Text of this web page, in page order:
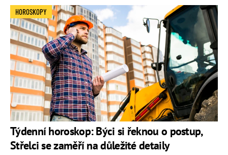
Týdenní horoskop: Býci si řeknou o postup,
Střelci se zaměří na důležité detaily
HOROSKOPY